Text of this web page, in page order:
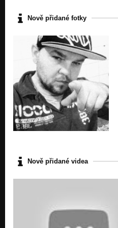
Nově přidané fotky
Nově přidané videa